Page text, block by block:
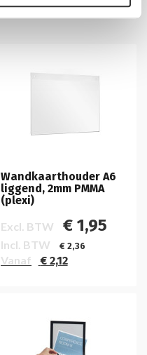
Wandkaarthouder A6
liggend, 2mm PMMA
(plexi)
Excl. BTW
€ 1,95
Incl. BTW € 2,36
Vanaf € 2,12